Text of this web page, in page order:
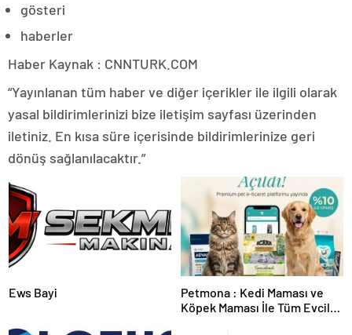
gösteri
haberler
Haber Kaynak : CNNTURK.COM
“Yayınlanan tüm haber ve diğer içerikler ile ilgili olarak
yasal bildirimlerinizi bize iletişim sayfası üzerinden
iletiniz. En kısa süre içerisinde bildirimlerinize geri
dönüş sağlanılacaktır.”
Ews Bayi
Petmona : Kedi Maması ve
Köpek Maması İle Tüm Evcil